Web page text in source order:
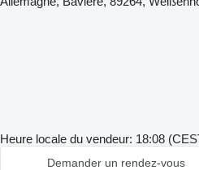
Heure locale du vendeur: 18:08
Demander un rendez-vous